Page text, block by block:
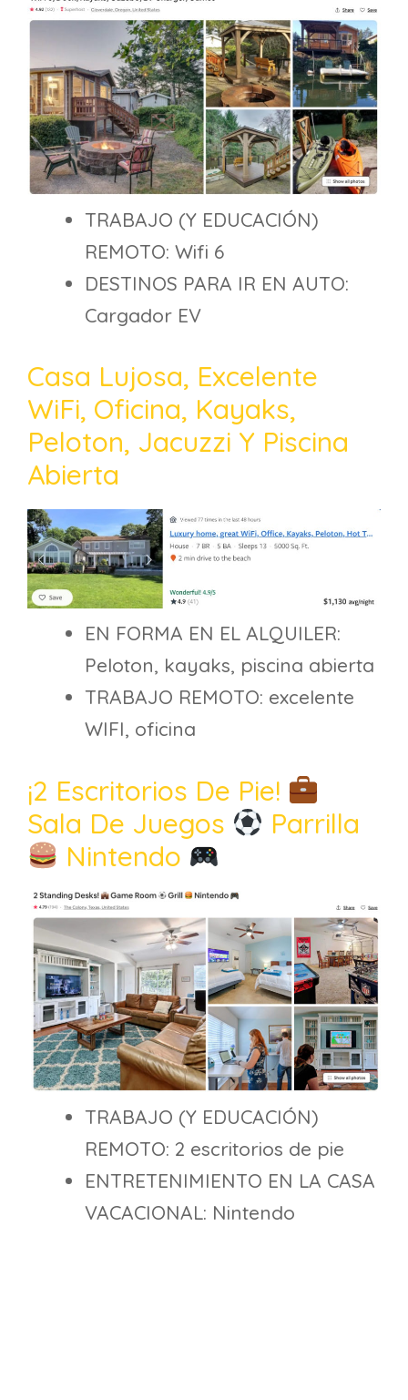
TRABAJO (Y EDUCACIÓN)
REMOTO: Wifi 6
DESTINOS PARA IR EN AUTO:
Cargador EV
Casa Lujosa, Excelente
WiFi, Oficina, Kayaks,
Peloton, Jacuzzi Y Piscina
Abierta
EN FORMA EN EL ALQUILER:
Peloton, kayaks, piscina abierta
TRABAJO REMOTO: excelente
WIFI, oficina
¡2 Escritorios De Pie!
Sala De Juegos
Parrilla
Nintendo
TRABAJO (Y EDUCACIÓN)
REMOTO: 2 escritorios de pie
ENTRETENIMIENTO EN LA CASA
VACACIONAL: Nintendo